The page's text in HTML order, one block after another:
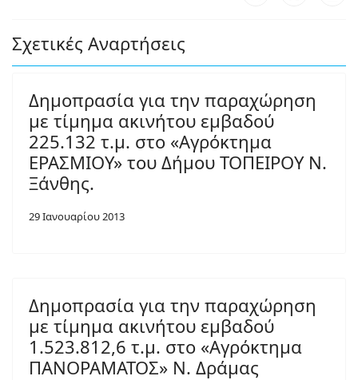
Σχετικές Αναρτήσεις
Δημοπρασία για την παραχώρηση
με τίμημα ακινήτου εμβαδού
225.132 τ.μ. στο «Αγρόκτημα
ΕΡΑΣΜΙΟΥ» του Δήμου ΤΟΠΕΙΡΟΥ Ν.
Ξάνθης.
29 Ιανουαρίου 2013
Δημοπρασία για την παραχώρηση
με τίμημα ακινήτου εμβαδού
1.523.812,6 τ.μ. στο «Αγρόκτημα
ΠΑΝΟΡΑΜΑΤΟΣ» Ν. Δράμας